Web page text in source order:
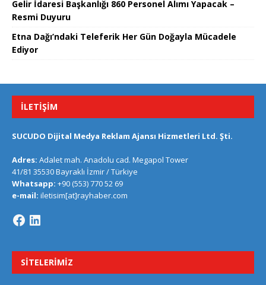
Gelir İdaresi Başkanlığı 860 Personel Alımı Yapacak –
Resmi Duyuru
Etna Dağı’ndaki Teleferik Her Gün Doğayla Mücadele
Ediyor
İLETIŞIM
SUCUDO Dijital Medya Reklam Ajansı Hizmetleri Ltd. Şti.
Adres: Adalet mah. Anadolu cad. Megapol Tower
41/81 35530 Bayraklı İzmir / Türkiye
Whatsapp: +90 (553) 770 52 69
e-mail: iletisim[at]rayhaber.com
SITELERIMIZ